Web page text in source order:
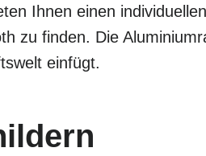
Ihnen einen
zu finden. Die
einfügt.